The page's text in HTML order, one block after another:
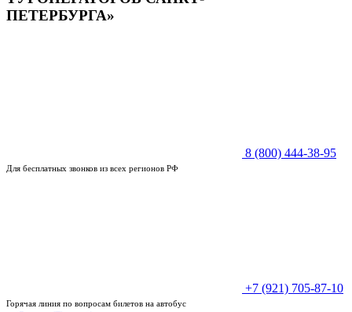
ПЕТЕРБУРГА»
8 (800) 444-38-95
Для бесплатных звонков из всех регионов РФ
+7 (921) 705-87-10
Горячая линия по вопросам билетов на автобус